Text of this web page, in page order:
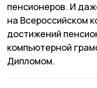
пенсионеров. И
на Всероссийском
достижений
компьютерной
Дипломом.